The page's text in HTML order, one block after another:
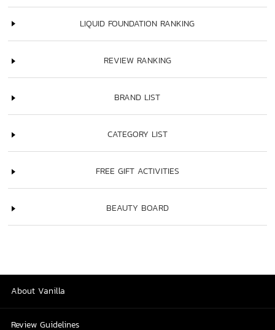
LIQUID FOUNDATION RANKING
REVIEW RANKING
BRAND LIST
CATEGORY LIST
FREE GIFT ACTIVITIES
BEAUTY BOARD
About Vanilla
Review Guidelines